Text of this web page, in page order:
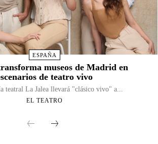
ESPAÑA
museos de Madrid en
de teatro vivo
teatral La Jalea llevará "clásico vivo" a...
EL TEATRO